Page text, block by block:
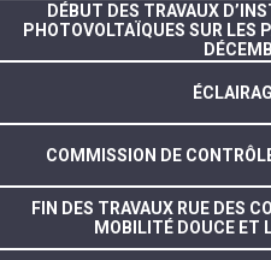
DÉBUT DES TRAVAUX
PHOTOVOLTAÏQUES SUR LES
COMMISSION DE
FIN DES TRAVAUX RUE DES
MOBILITÉ DOUCE ET